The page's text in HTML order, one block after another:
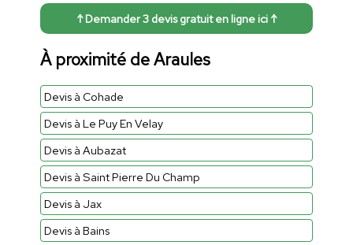
↑ Demander 3 devis gratuit en ligne ici ↑
À proximité de Araules
Devis à Cohade
Devis à Le Puy En Velay
Devis à Aubazat
Devis à Saint Pierre Du Champ
Devis à Jax
Devis à Bains